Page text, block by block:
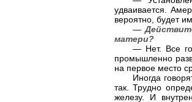
удваивается.
вероятно, будет
—
матери?
— Нет. Все
промышленно
на первое место
Иногда
так. Трудно
железу. И